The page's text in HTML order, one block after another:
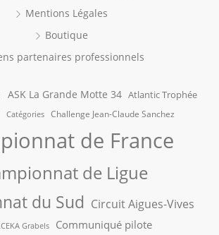
Mentions Légales
Boutique
partenaires professionnels
ASK La Grande Motte 34 Atlantic Trophée
Catégories Challenge Jean-Claude Sanchez
de France
de Ligue
du Sud Circuit Aigues-Vives
Grabels Communiqué pilote